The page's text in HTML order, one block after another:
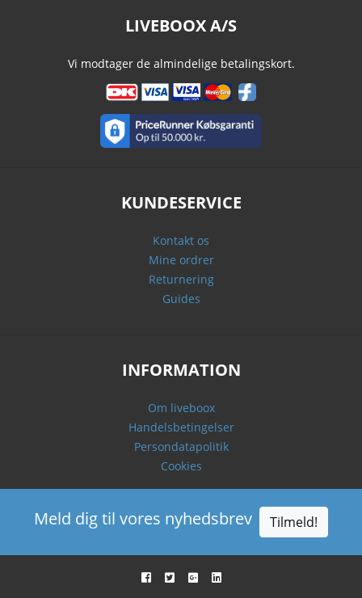
LIVEBOOX A/S
Vi modtager de almindelige betalingskort.
KUNDESERVICE
Kontakt os
Mine ordrer
Returnering
Guides
INFORMATION
Om liveboox
Handelsbetingelser
Persondatapolitik
Cookies
Meld dig til vores nyhedsbrev Tilmeld!